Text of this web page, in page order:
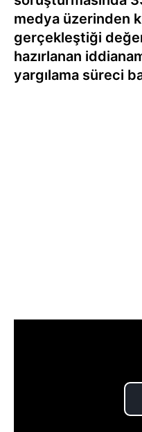
medya üzerinden
gerçekleştiği
hazırlanan
yargılama süreci